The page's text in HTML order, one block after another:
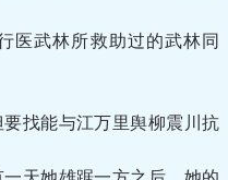
武林所救助过的武林同
找能与江万里舆柳震川抗